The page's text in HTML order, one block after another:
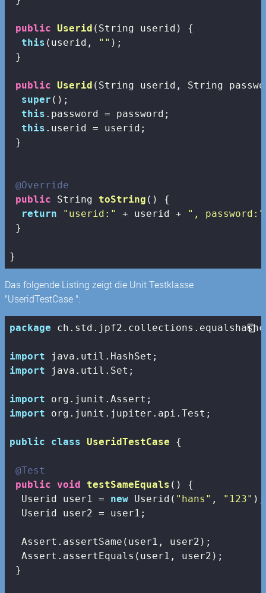
public Userid (String userid)
{
this (userid, "" );
}
public Userid (String userid, String
super ();
this .password = password;
this .userid = userid;
}
@Override
public String toString ()
{
return
"userid:" + userid + ", password:"
}
}
Das folgende Listing zeigt die Unit Testklasse
"UseridTestCase ":
package
import
import java.util.Set;
import
import org.junit.jupiter.api.Test;
public class UseridTestCase {
@Test
public void testSameEquals ()
{
  Userid user1 =
new Userid( "hans" , "123" );
  Userid user2 = user1;
  Assert.assertSame(user1, user2);
  Assert.assertEquals(user1, user2);
}